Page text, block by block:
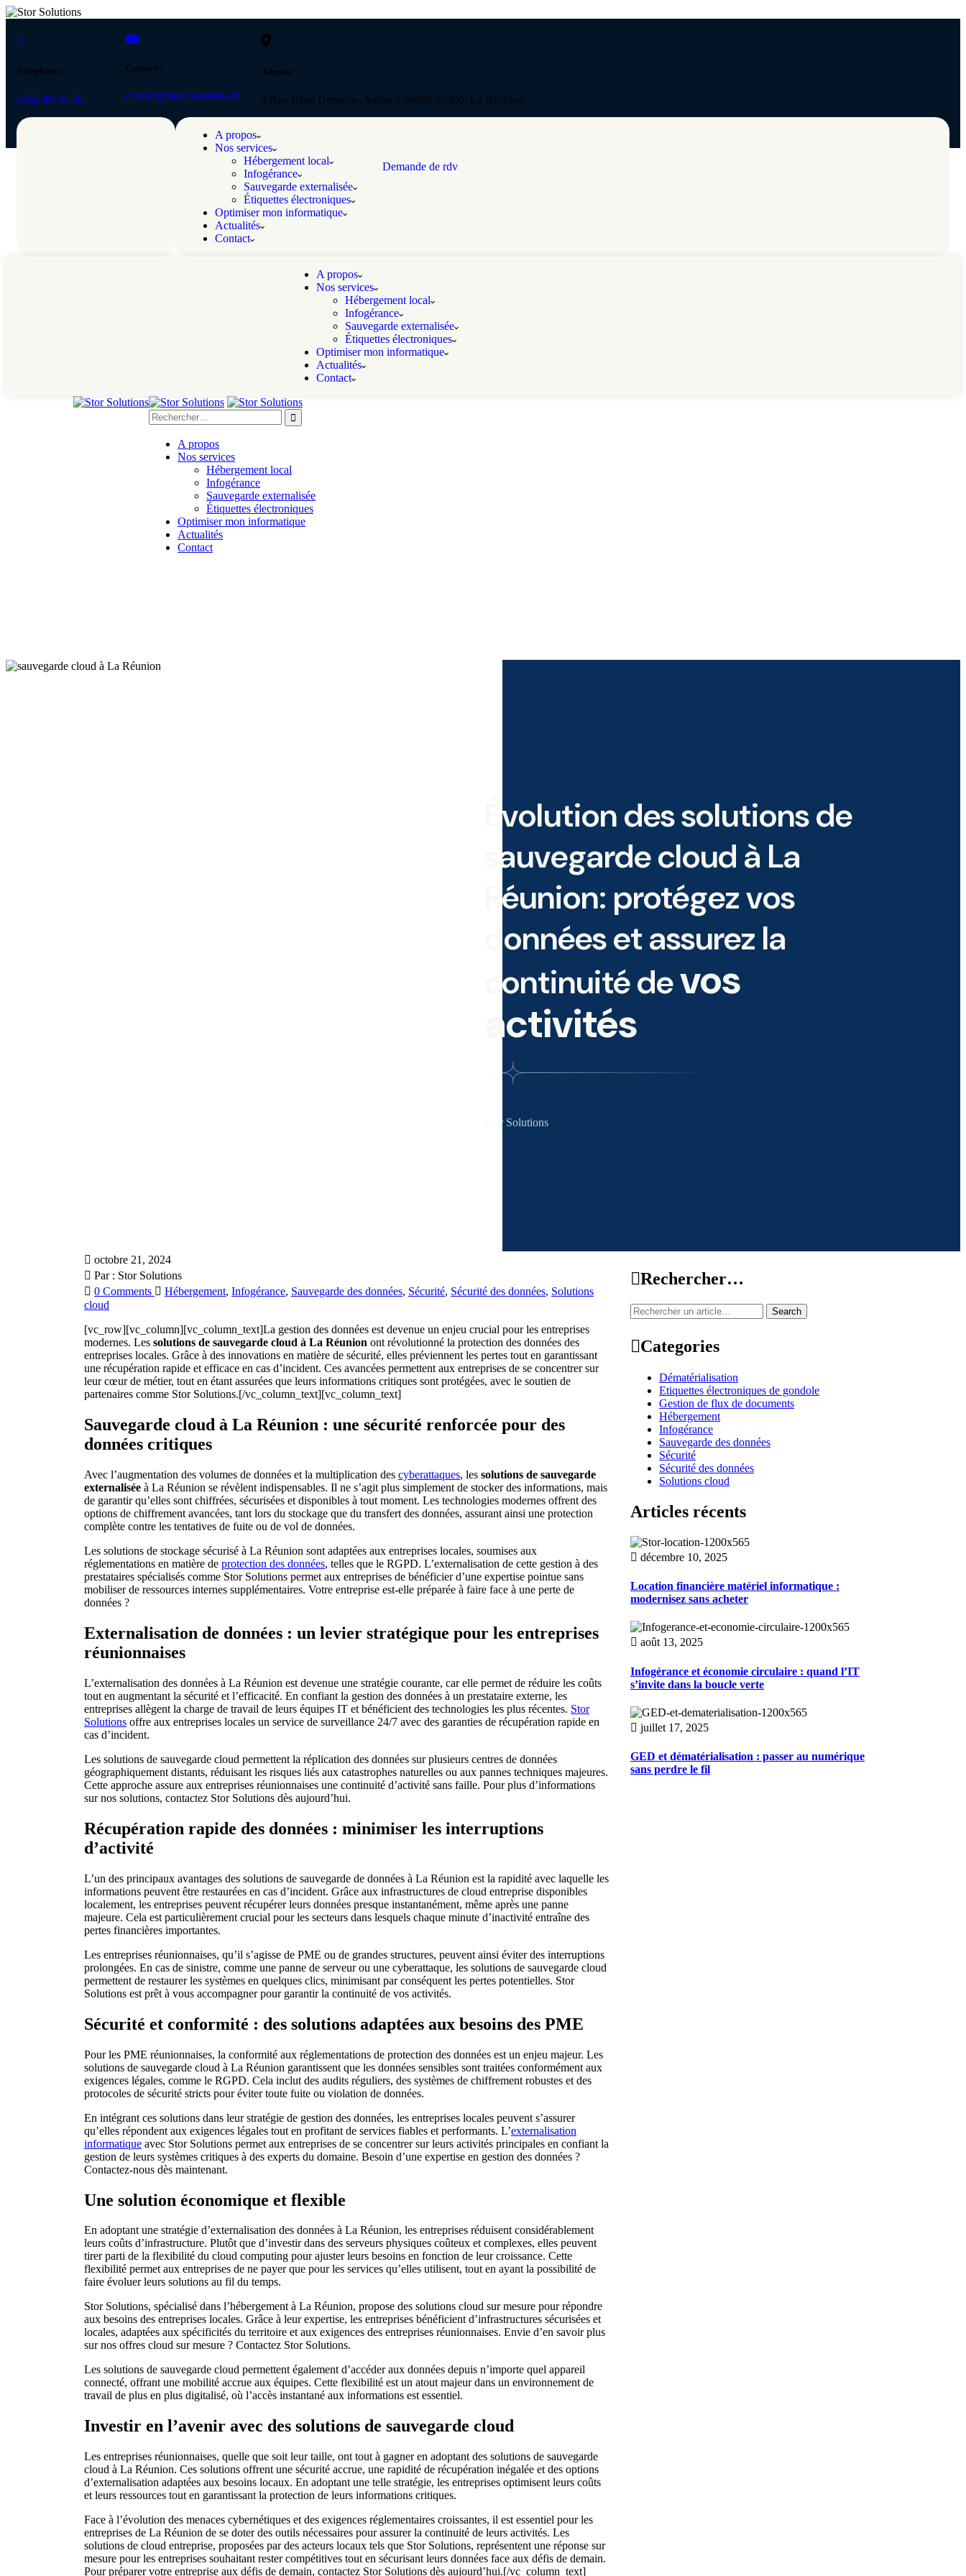
Téléphone :
0262 48 36 36
Contact :
contact@stor-solutions.fr
Adresse :
4 Rue René Demarne, Sainte-Clotilde 97490, La Réunion
A propos
Nos services
Hébergement local
Infogérance
Sauvegarde externalisée
Étiquettes électroniques
Optimiser mon informatique
Actualités
Contact
Demande de rdv
A propos
Nos services
Hébergement local
Infogérance
Sauvegarde externalisée
Étiquettes électroniques
Optimiser mon informatique
Actualités
Contact
A propos
Nos services
Hébergement local
Infogérance
Sauvegarde externalisée
Étiquettes électroniques
Optimiser mon informatique
Actualités
Contact
Évolution des solutions de
sauvegarde cloud à La
Réunion: protégez vos
données et assurez la
continuité devos
activités
Stor Solutions
octobre 21, 2024
Par : Stor Solutions
0 Comments
Hébergement, Infogérance, Sauvegarde des données, Sécurité, Sécurité des données, Solutions
cloud
[vc_row][vc_column][vc_column_text]La gestion des données est devenue un enjeu crucial pour les entreprises
modernes. Les solutions de sauvegarde cloud à La Réunion ont révolutionné la protection des données des
entreprises locales. Grâce à des innovations en matière de sécurité, elles préviennent les pertes tout en garantissant
une récupération rapide et efficace en cas d’incident. Ces avancées permettent aux entreprises de se concentrer sur
leur cœur de métier, tout en étant assurées que leurs informations critiques sont protégées, avec le soutien de
partenaires comme Stor Solutions.[/vc_column_text][vc_column_text]
Sauvegarde cloud à La Réunion : une sécurité renforcée pour des
données critiques
Avec l’augmentation des volumes de données et la multiplication des cyberattaques, les solutions de sauvegarde
externalisée à La Réunion se révèlent indispensables. Il ne s’agit plus simplement de stocker des informations, mais
de garantir qu’elles sont chiffrées, sécurisées et disponibles à tout moment. Les technologies modernes offrent des
options de chiffrement avancées, tant lors du stockage que du transfert des données, assurant ainsi une protection
complète contre les tentatives de fuite ou de vol de données.
Les solutions de stockage sécurisé à La Réunion sont adaptées aux entreprises locales, soumises aux
réglementations en matière de protection des données, telles que le RGPD. L’externalisation de cette gestion à des
prestataires spécialisés comme Stor Solutions permet aux entreprises de bénéficier d’une expertise pointue sans
mobiliser de ressources internes supplémentaires. Votre entreprise est-elle préparée à faire face à une perte de
données ?
Externalisation de données : un levier stratégique pour les entreprises
réunionnaises
L’externalisation des données à La Réunion est devenue une stratégie courante, car elle permet de réduire les coûts
tout en augmentant la sécurité et l’efficacité. En confiant la gestion des données à un prestataire externe, les
entreprises allègent la charge de travail de leurs équipes IT et bénéficient des technologies les plus récentes. Stor
Solutions offre aux entreprises locales un service de surveillance 24/7 avec des garanties de récupération rapide en
cas d’incident.
Les solutions de sauvegarde cloud permettent la réplication des données sur plusieurs centres de données
géographiquement distants, réduisant les risques liés aux catastrophes naturelles ou aux pannes techniques majeures.
Cette approche assure aux entreprises réunionnaises une continuité d’activité sans faille. Pour plus d’informations
sur nos solutions, contactez Stor Solutions dès aujourd’hui.
Récupération rapide des données : minimiser les interruptions
d’activité
L’un des principaux avantages des solutions de sauvegarde de données à La Réunion est la rapidité avec laquelle les
informations peuvent être restaurées en cas d’incident. Grâce aux infrastructures de cloud entreprise disponibles
localement, les entreprises peuvent récupérer leurs données presque instantanément, même après une panne
majeure. Cela est particulièrement crucial pour les secteurs dans lesquels chaque minute d’inactivité entraîne des
pertes financières importantes.
Les entreprises réunionnaises, qu’il s’agisse de PME ou de grandes structures, peuvent ainsi éviter des interruptions
prolongées. En cas de sinistre, comme une panne de serveur ou une cyberattaque, les solutions de sauvegarde cloud
permettent de restaurer les systèmes en quelques clics, minimisant par conséquent les pertes potentielles. Stor
Solutions est prêt à vous accompagner pour garantir la continuité de vos activités.
Sécurité et conformité : des solutions adaptées aux besoins des PME
Pour les PME réunionnaises, la conformité aux réglementations de protection des données est un enjeu majeur. Les
solutions de sauvegarde cloud à La Réunion garantissent que les données sensibles sont traitées conformément aux
exigences légales, comme le RGPD. Cela inclut des audits réguliers, des systèmes de chiffrement robustes et des
protocoles de sécurité stricts pour éviter toute fuite ou violation de données.
En intégrant ces solutions dans leur stratégie de gestion des données, les entreprises locales peuvent s’assurer
qu’elles répondent aux exigences légales tout en profitant de services fiables et performants. L’externalisation
informatique avec Stor Solutions permet aux entreprises de se concentrer sur leurs activités principales en confiant la
gestion de leurs systèmes critiques à des experts du domaine. Besoin d’une expertise en gestion des données ?
Contactez-nous dès maintenant.
Une solution économique et flexible
En adoptant une stratégie d’externalisation des données à La Réunion, les entreprises réduisent considérablement
leurs coûts d’infrastructure. Plutôt que d’investir dans des serveurs physiques coûteux et complexes, elles peuvent
tirer parti de la flexibilité du cloud computing pour ajuster leurs besoins en fonction de leur croissance. Cette
flexibilité permet aux entreprises de ne payer que pour les services qu’elles utilisent, tout en ayant la possibilité de
faire évoluer leurs solutions au fil du temps.
Stor Solutions, spécialisé dans l’hébergement à La Réunion, propose des solutions cloud sur mesure pour répondre
aux besoins des entreprises locales. Grâce à leur expertise, les entreprises bénéficient d’infrastructures sécurisées et
locales, adaptées aux spécificités du territoire et aux exigences des entreprises réunionnaises. Envie d’en savoir plus
sur nos offres cloud sur mesure ? Contactez Stor Solutions.
Les solutions de sauvegarde cloud permettent également d’accéder aux données depuis n’importe quel appareil
connecté, offrant une mobilité accrue aux équipes. Cette flexibilité est un atout majeur dans un environnement de
travail de plus en plus digitalisé, où l’accès instantané aux informations est essentiel.
Investir en l’avenir avec des solutions de sauvegarde cloud
Les entreprises réunionnaises, quelle que soit leur taille, ont tout à gagner en adoptant des solutions de sauvegarde
cloud à La Réunion. Ces solutions offrent une sécurité accrue, une rapidité de récupération inégalée et des options
d’externalisation adaptées aux besoins locaux. En adoptant une telle stratégie, les entreprises optimisent leurs coûts
et leurs ressources tout en garantissant la protection de leurs informations critiques.
Face à l’évolution des menaces cybernétiques et des exigences réglementaires croissantes, il est essentiel pour les
entreprises de La Réunion de se doter des outils nécessaires pour assurer la continuité de leurs activités. Les
solutions de cloud entreprise, proposées par des acteurs locaux tels que Stor Solutions, représentent une réponse sur
mesure pour les entreprises souhaitant rester compétitives tout en sécurisant leurs données face aux défis de demain.
Pour préparer votre entreprise aux défis de demain, contactez Stor Solutions dès aujourd’hui.[/vc_column_text]
Rechercher…
Search
Categories
Dématérialisation
Etiquettes électroniques de gondole
Gestion de flux de documents
Hébergement
Infogérance
Sauvegarde des données
Sécurité
Sécurité des données
Solutions cloud
Articles récents
décembre 10, 2025
Location financière matériel informatique :
modernisez sans acheter
août 13, 2025
Infogérance et économie circulaire : quand l’IT
s’invite dans la boucle verte
juillet 17, 2025
GED et dématérialisation : passer au numérique
sans perdre le fil